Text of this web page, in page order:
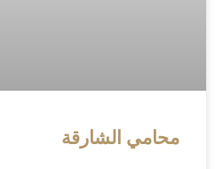
محامي الشارقة